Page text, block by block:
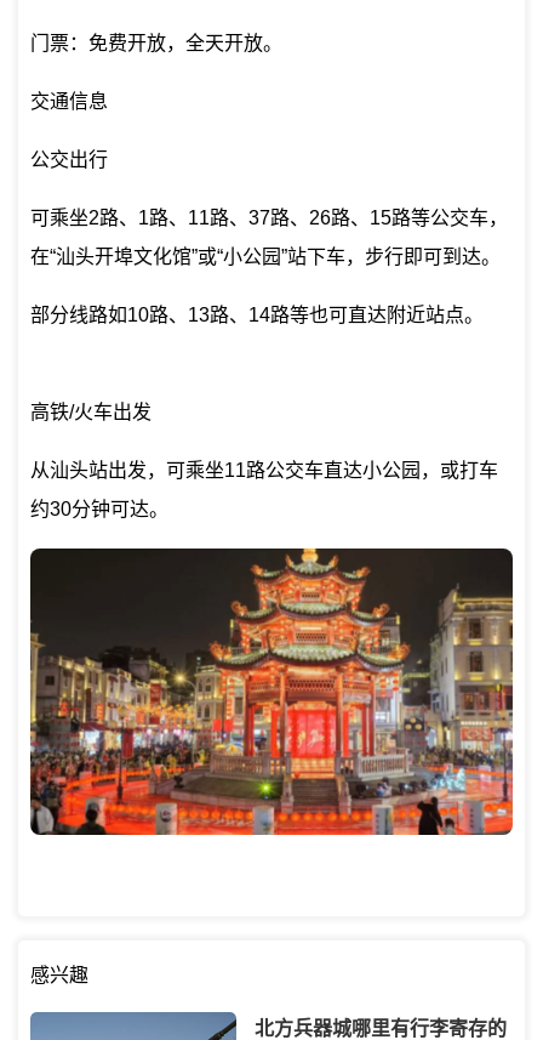
门票：免费开放，全天开放。
交通信息
公交出行
可乘坐2路、1路、11路、37路、26路、15路等公交车，
在“汕头开埠文化馆”或“小公园”站下车，步行即可到达。
部分线路如10路、13路、14路等也可直达附近站点。
高铁/火车出发
从汕头站出发，可乘坐11路公交车直达小公园，或打车
约30分钟可达。
感兴趣
北方兵器城哪里有行李寄存的